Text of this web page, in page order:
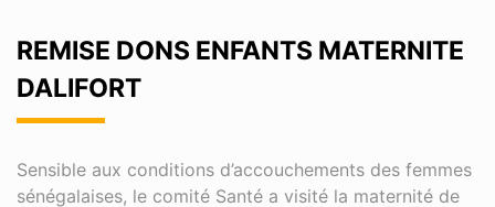
REMISE DONS ENFANTS MATERNITE
DALIFORT
Sensible aux conditions d’accouchements des femmes
sénégalaises, le comité Santé a visité la maternité de